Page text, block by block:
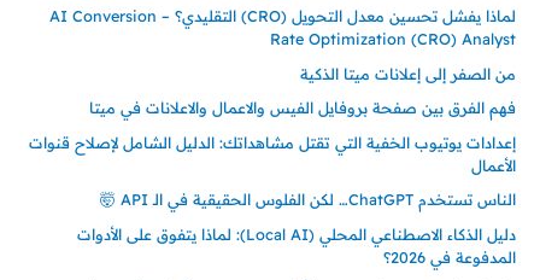
لماذا يفشل تحسين معدل التحويل (CRO) التقليدي؟ – AI Conversion
Rate Optimization (CRO) Analyst
من الصفر إلى إعلانات ميتا الذكية
فهم الفرق بين صفحة بروفايل الفيس والاعمال والاعلانات في ميتا
إعدادات يوتيوب الخفية التي تقتل مشاهداتك: الدليل الشامل لإصلاح قنوات
الأعمال
الناس تستخدم ChatGPT… لكن الفلوس الحقيقية في الـ API 🤯
دليل الذكاء الاصطناعي المحلي (Local AI): لماذا يتفوق على الأدوات
المدفوعة في 2026؟